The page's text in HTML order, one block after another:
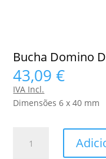
Bucha Domino
43,09€
IVA Incl.
Dimensões 6 x 40 mm